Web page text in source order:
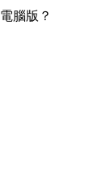
腦版？